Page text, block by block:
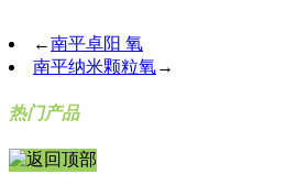
←南平卓阳 氧
南平纳米颗粒氧→
热门产品